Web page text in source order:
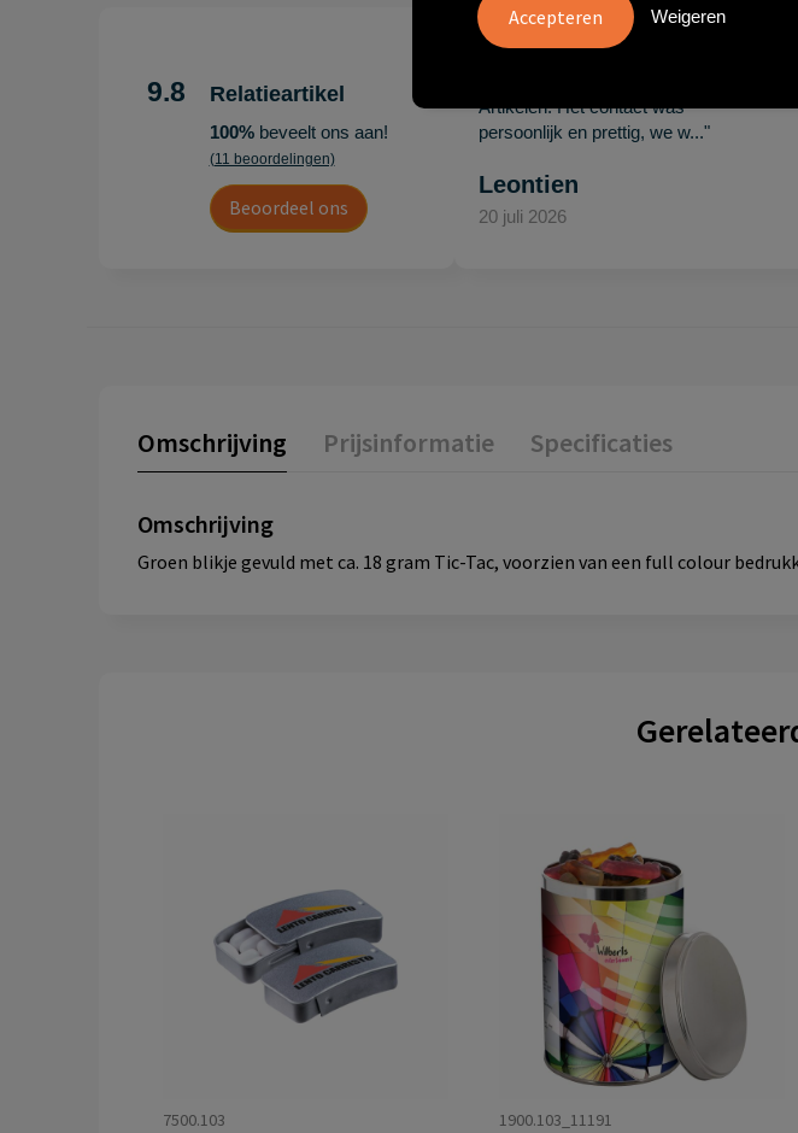
9.8 Relatieartikel
100%beveelt ons aan!
(11 beoordelingen)
Beoordeel ons
Artikelen. Het contact was
persoonlijk en prettig, we w..."
Leontien
20 juli 2026
Omschrijving Prijsinformatie Specificaties
Omschrijving
Groen blikje gevuld met ca. 18 gram Tic-Tac, voorzien van een full colour
7500.103 1900.103_11191
Weigeren